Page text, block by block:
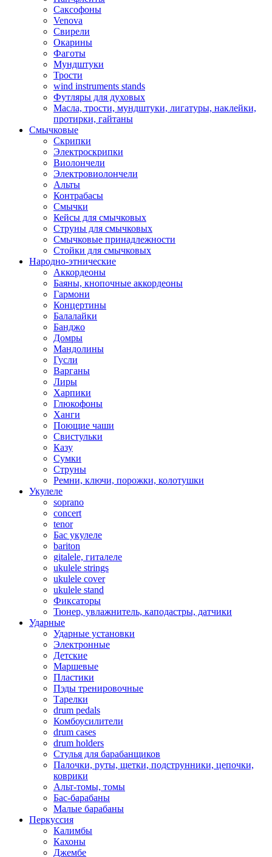
Саксофоны
Venova
Свирели
Окарины
Фаготы
Мундштуки
Трости
wind instruments stands
Футляры для духовых
Масла, трости, мундштуки, лигатуры, наклейки,
протирки, гайтаны
Смычковые
Скрипки
Электроскрипки
Виолончели
Электровиолончели
Альты
Контрабасы
Смычки
Кейсы для смычковых
Струны для смычковых
Смычковые принадлежности
Стойки для смычковых
Народно-этнические
Аккордеоны
Баяны, кнопочные аккордеоны
Гармони
Концертины
Балалайки
Банджо
Домры
Мандолины
Гусли
Варганы
Лиры
Харпики
Глюкофоны
Ханги
Поющие чаши
Свистульки
Казу
Сумки
Струны
Ремни, ключи, порожки, колотушки
Укулеле
soprano
concert
tenor
Бас укулеле
bariton
gitalele, гиталеле
ukulele strings
ukulele cover
ukulele stand
Фиксаторы
Тюнер, увлажнитель, каподастры, датчики
Ударные
Ударные установки
Электронные
Детские
Маршевые
Пластики
Пэды тренировочные
Тарелки
drum pedals
Комбоусилители
drum cases
drum holders
Стулья для барабанщиков
Палочки, руты, щетки, подструнники, цепочки,
коврики
Альт-томы, томы
Бас-барабаны
Малые барабаны
Перкуссия
Калимбы
Кахоны
Джембе